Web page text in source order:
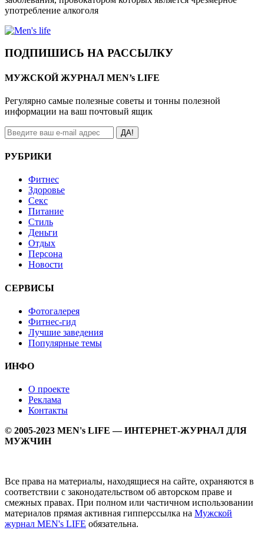
употребление алкоголя
ПОДПИШИСЬ НА РАССЫЛКУ
МУЖСКОЙ ЖУРНАЛ MEN’s LIFE
Регулярно самые полезные советы и тонны полезной
информации на ваш почтовый ящик
ДА!
РУБРИКИ
Фитнес
Здоровье
Секс
Питание
Стиль
Деньги
Отдых
Персона
Новости
СЕРВИСЫ
Фотогалерея
Фитнес-гид
Лучшие заведения
Популярные темы
ИНФО
О проекте
Реклама
Контакты
© 2005-2023 MEN's LIFE — ИНТЕРНЕТ-ЖУРНАЛ ДЛЯ
МУЖЧИН
Все права на материалы, находящиеся на сайте, охраняются в
соответствии с законодательством об авторском праве и
смежных правах. При полном или частичном использовании
материалов прямая активная гипперссылка на Мужской
журнал MEN's LIFE обязательна.